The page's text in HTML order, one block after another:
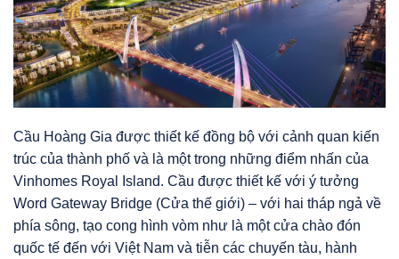
Cầu Hoàng Gia được thiết kế đồng bộ với cảnh quan kiến
trúc của thành phố và là một trong những điểm nhấn của
Vinhomes Royal Island. Cầu được thiết kế với ý tưởng
Word Gateway Bridge (Cửa thế giới) – với hai tháp ngả về
phía sông, tạo cong hình vòm như là một cửa chào đón
quốc tế đến với Việt Nam và tiễn các chuyến tàu, hành